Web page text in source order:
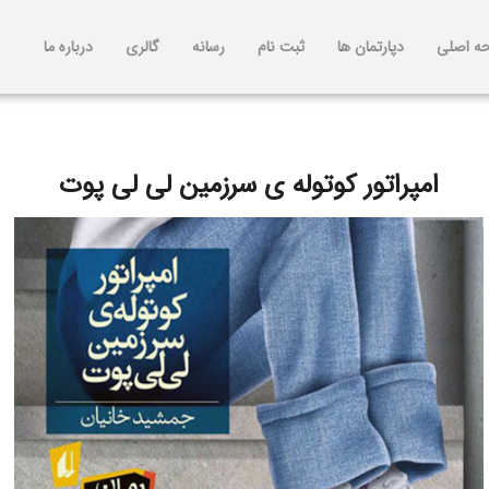
اصلی دپارتمان ها ثبت نام رسانه گالری درباره ما
امپراتور کوتوله ی سرزمین لی لی پوت